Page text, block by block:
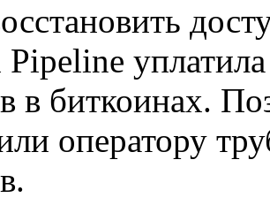
в биткоинах.
оператору